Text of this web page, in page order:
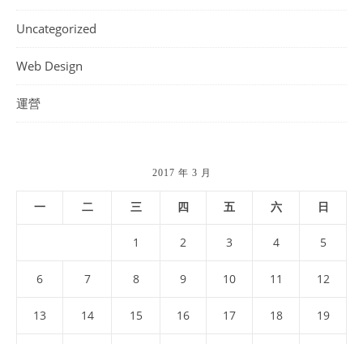
Uncategorized
Web Design
運營
2017 年 3 月
一 二 三 四 五 六 日
1 2 3 4 5
6 7 8 9 10 11 12
13 14 15 16 17 18 19